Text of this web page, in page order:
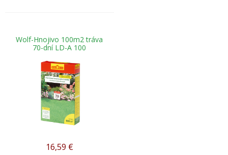
Wolf-Hnojivo 100m2 tráva
70-dní LD-A 100
16,59 €